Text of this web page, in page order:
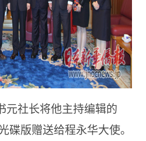
元社长将他主持编辑的
碟版赠送给程永华大使。